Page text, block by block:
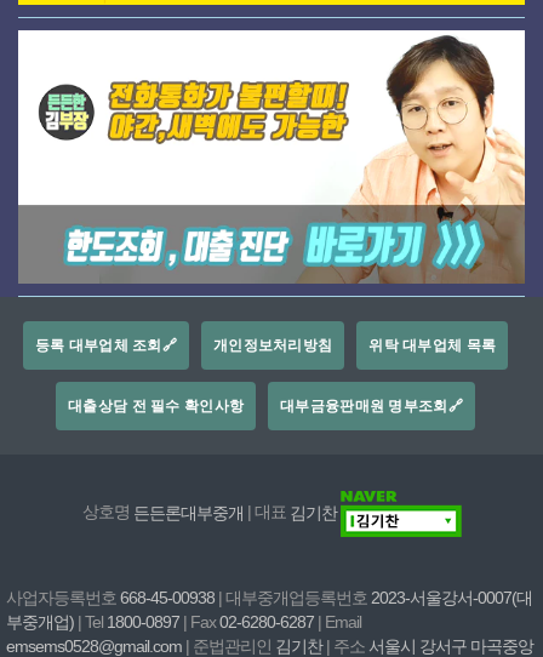
등록 대부업체 조회🔗 개인정보처리방침 위탁 대부업체 목록
대출상담 전 필수 확인사항 대부금융판매원 명부조회🔗
상호명 든든론대부중개 | 대표김기찬
사업자등록번호 668-45-00938 | 대부중개업등록번호 2023-서울강서-0007(대
부중개업) | Tel 1800-0897 | Fax02-6280-6287 | Email
emsems0528@gmail.com | 준법관리인 김기찬| 주소 서울시 강서구 마곡중앙